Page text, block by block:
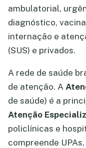
ambulatorial,
diagnóstico,
internação e
(SUS) e privados.
A rede de saúde
de atenção. A
de saúde) é a
Atenção
policlínicas e
compreende